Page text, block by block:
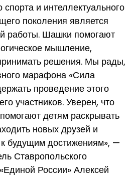
и интеллектуального
поколения является
работы. Шашки помогают
мышление,
решения. Мы рады,
марафона «Сила
проведение этого
участников. Уверен, что
детям раскрывать
новых друзей и
будущим достижениям», —
Ставропольского
России» Алексей